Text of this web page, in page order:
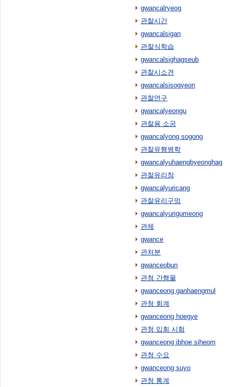
gwancalryeog
관찰시간
gwancalsigan
관찰식학습
gwancalsighagseub
관찰시소견
gwancalsisogyeon
관찰연구
gwancalyeongu
관찰용 소공
gwancalyong sogong
관찰유행병학
gwancalyuhaengbyeonghag
관찰유리창
gwancalyuricang
관찰유리구멍
gwancalyurigumeong
관체
gwance
관처분
gwanceobun
관청 간행물
gwanceong ganhaengmul
관청 회계
gwanceong hoegye
관청 입회 시험
gwanceong ibhoe siheom
관청 수요
gwanceong suyo
관청 통계